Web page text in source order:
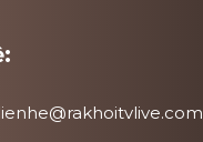
lienhe@rakhoitvlive.com